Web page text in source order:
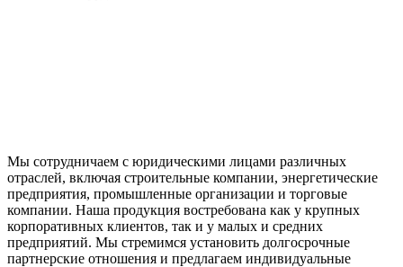
Мы сотрудничаем с юридическими лицами различных
отраслей, включая строительные компании, энергетические
предприятия, промышленные организации и торговые
компании. Наша продукция востребована как у крупных
корпоративных клиентов, так и у малых и средних
предприятий. Мы стремимся установить долгосрочные
партнерские отношения и предлагаем индивидуальные